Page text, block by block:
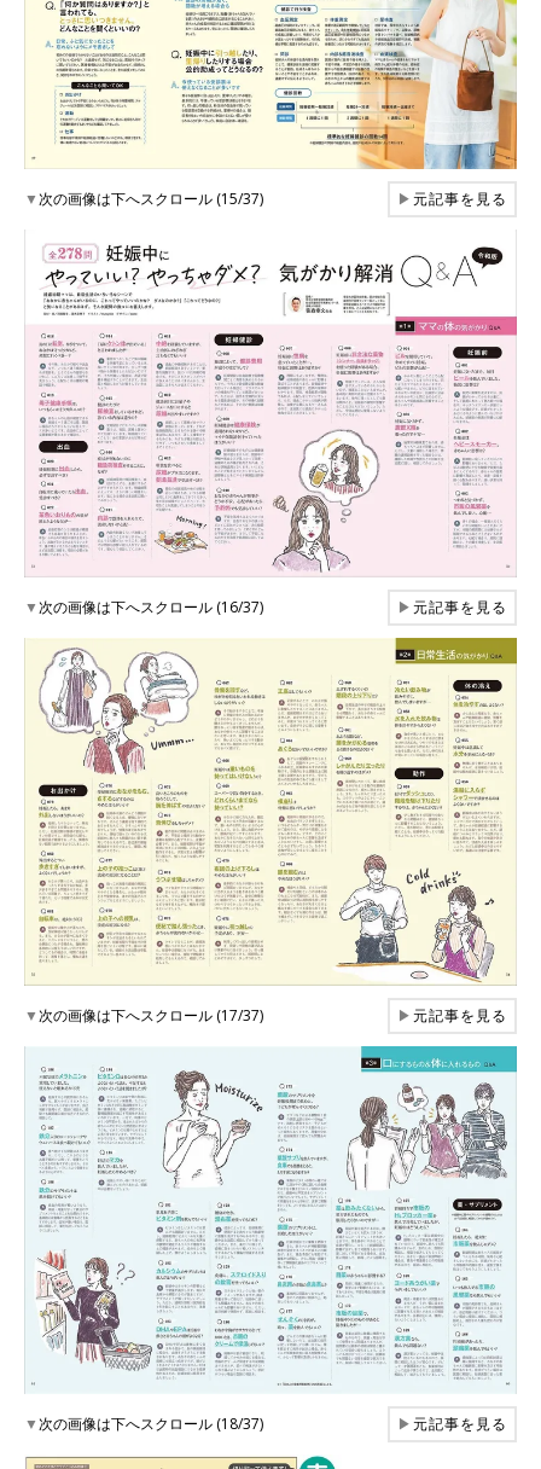
▼次の画像は下へスクロール (15/37) ▶元記事を見る
▼次の画像は下へスクロール (16/37) ▶元記事を見る
▼次の画像は下へスクロール (17/37) ▶元記事を見る
▼次の画像は下へスクロール (18/37) ▶元記事を見る